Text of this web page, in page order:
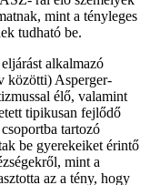
mint a tényleges
tudható be.
alkalmazó
közötti) Asperger-
élő, valamint
tipikusan fejlődő
tartozó
be gyerekeiket érintő
mint a
az a tény, hogy